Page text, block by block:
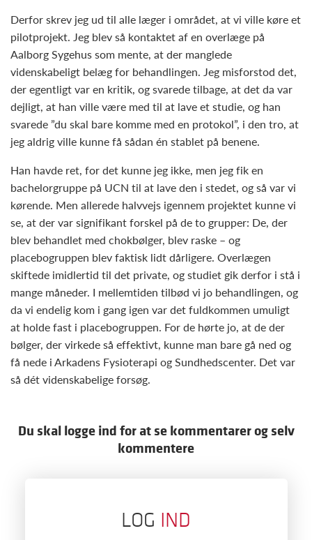
Derfor skrev jeg ud til alle læger i området, at vi ville køre et
pilotprojekt. Jeg blev så kontaktet af en overlæge på
Aalborg Sygehus som mente, at der manglede
videnskabeligt belæg for behandlingen. Jeg misforstod det,
der egentligt var en kritik, og svarede tilbage, at det da var
dejligt, at han ville være med til at lave et studie, og han
svarede ”du skal bare komme med en protokol”, i den tro, at
jeg aldrig ville kunne få sådan én stablet på benene.
Han havde ret, for det kunne jeg ikke, men jeg fik en
bachelorgruppe på UCN til at lave den i stedet, og så var vi
kørende. Men allerede halvvejs igennem projektet kunne vi
se, at der var signifikant forskel på de to grupper: De, der
blev behandlet med chokbølger, blev raske – og
placebogruppen blev faktisk lidt dårligere. Overlægen
skiftede imidlertid til det private, og studiet gik derfor i stå i
mange måneder. I mellemtiden tilbød vi jo behandlingen, og
da vi endelig kom i gang igen var det fuldkommen umuligt
at holde fast i placebogruppen. For de hørte jo, at de der
bølger, der virkede så effektivt, kunne man bare gå ned og
få nede i Arkadens Fysioterapi og Sundhedscenter. Det var
så dét videnskabelige forsøg.
Du skal logge ind for at se kommentarer og selv
kommentere
LOG IND